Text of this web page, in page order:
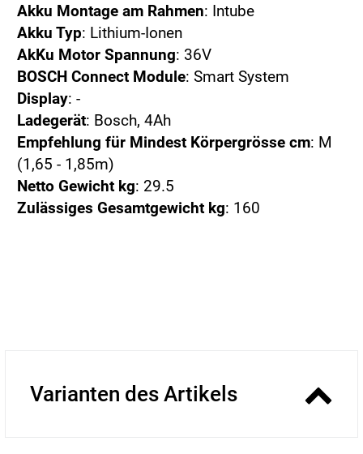
Akku Montage am Rahmen: Intube
Akku Typ: Lithium-Ionen
AkKu Motor Spannung: 36V
BOSCH Connect Module: Smart System
Display: -
Ladegerät: Bosch, 4Ah
Empfehlung für Mindest Körpergrösse cm: M
(1,65 - 1,85m)
Netto Gewicht kg: 29.5
Zulässiges Gesamtgewicht kg: 160
Varianten des Artikels